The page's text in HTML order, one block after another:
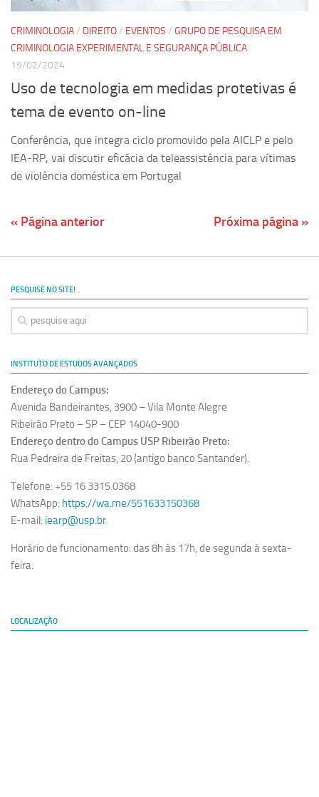
CRIMINOLOGIA/ DIREITO/ EVENTOS / GRUPO DE PESQUISA EM
CRIMINOLOGIA EXPERIMENTAL E SEGURANÇA PÚBLICA
19/02/2024
Uso de tecnologia em medidas protetivas é
tema de evento on-line
Conferência, que integra ciclo promovido pela AICLP e pelo
IEA-RP, vai discutir eficácia da teleassistência para vítimas
de violência doméstica em Portugal
« Página anterior Próxima página »
PESQUISE NO SITE!
INSTITUTO DE ESTUDOS AVANÇADOS
Endereço do Campus:
Avenida Bandeirantes, 3900 – Vila Monte Alegre
Ribeirão Preto – SP – CEP 14040-900
Endereço dentro do Campus USP Ribeirão Preto:
Rua Pedreira de Freitas, 20 (antigo banco Santander).
Telefone: +55 16 3315.0368
WhatsApp: https://wa.me/551633150368
E-mail: iearp@usp.br
Horário de funcionamento: das 8h às 17h, de segunda à sexta-
feira.
LOCALIZAÇÃO